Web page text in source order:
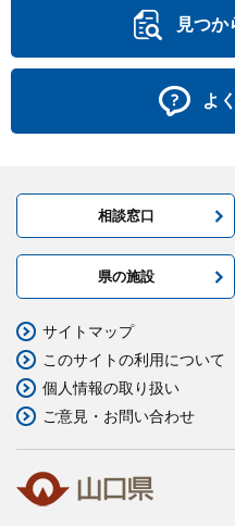
見つか
よ
相談窓口
県の施設
サイトマップ
このサイトの利用について
個人情報の取り扱い
ご意見・お問い合わせ